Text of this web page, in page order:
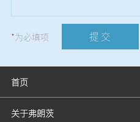
*为必填项 提 交
首页
关于弗朗茨